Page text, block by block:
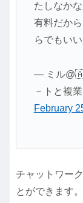
たしなか
有料だか
らでもい
— ミル
－トと複
February
チャットワーク
とができます。